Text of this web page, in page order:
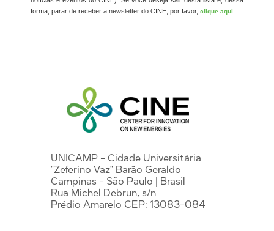
forma, parar de receber a newsletter do CINE, por favor, clique aqui
UNICAMP - Cidade Universitária
"Zeferino Vaz" Barão Geraldo
Campinas - São Paulo | Brasil
Rua Michel Debrun, s/n
Prédio Amarelo CEP: 13083-084